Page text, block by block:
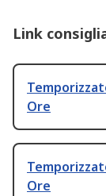
Link
Ore
Ore